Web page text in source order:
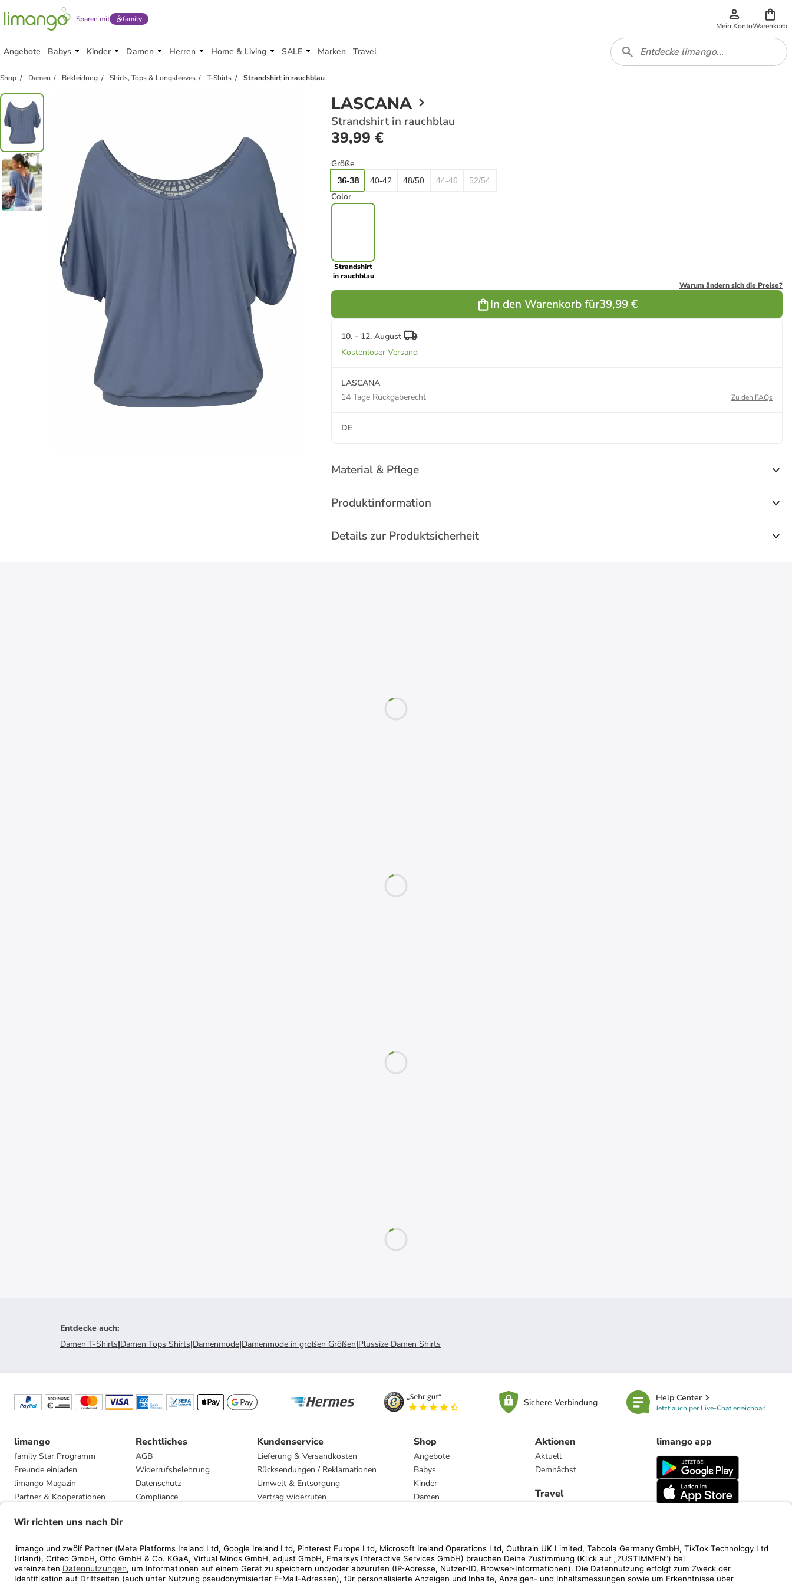
Sparen mit family
Mein KontoWarenkorb
Angebote Babys Kinder Damen Herren Home & Living SALE Marken Travel
Shop Damen Bekleidung Shirts, Tops & Longsleeves T-Shirts Strandshirt in rauchblau
LASCANA
Strandshirt in rauchblau
39,99 €
Größe
36-38 40-42 48/50 44-46 52/54
Color
Strandshirt
in rauchblau
Warum ändern sich die Preise?
In den Warenkorb für39,99 €
10. - 12. August
Kostenloser Versand
LASCANA
14 Tage Rückgaberecht
Zu den FAQs
DE
Material & Pflege
Produktinformation
Details zur Produktsicherheit
Entdecke auch:
Damen T-Shirts|Damen Tops Shirts|Damenmode|Damenmode in großen Größen|Plussize Damen Shirts
Sichere Verbindung Help Center
Jetzt auch per Live-Chat erreichbar!
limango
family Star Programm
Freunde einladen
limango Magazin
Partner & Kooperationen
Presse
Rechtliches
AGB
Widerrufsbelehrung
Datenschutz
Compliance
Kundenservice
Lieferung & Versandkosten
Rücksendungen / Reklamationen
Umwelt & Entsorgung
Vertrag widerrufen
Shop
Angebote
Babys
Kinder
Damen
Marken
Aktionen
Aktuell
Demnächst
Travel
limango app